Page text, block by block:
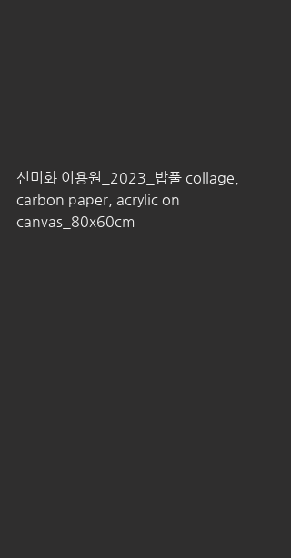
신미화 이용원_2023_밥풀 collage,
carbon paper, acrylic on
canvas_80x60cm